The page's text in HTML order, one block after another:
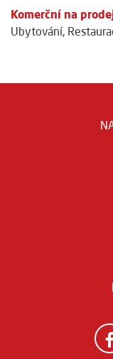
Komerční na
Ubytování,